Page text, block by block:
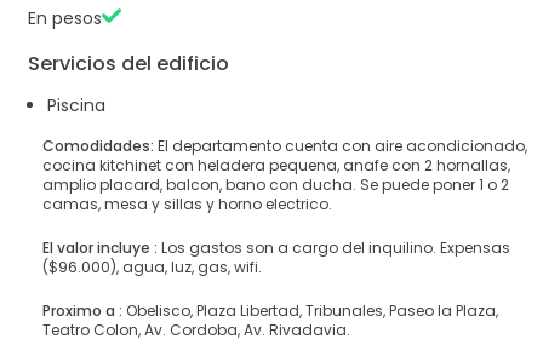
En pesos
Servicios del edificio
Piscina
Comodidades: El departamento cuenta con aire acondicionado,
cocina kitchinet con heladera pequena, anafe con 2 hornallas,
amplio placard, balcon, bano con ducha. Se puede poner 1 o 2
camas, mesa y sillas y horno electrico.
El valor incluye : Los gastos son a cargo del inquilino. Expensas
($96.000), agua, luz, gas, wifi.
Proximo a : Obelisco, Plaza Libertad, Tribunales, Paseo la Plaza,
Teatro Colon, Av. Cordoba, Av. Rivadavia.